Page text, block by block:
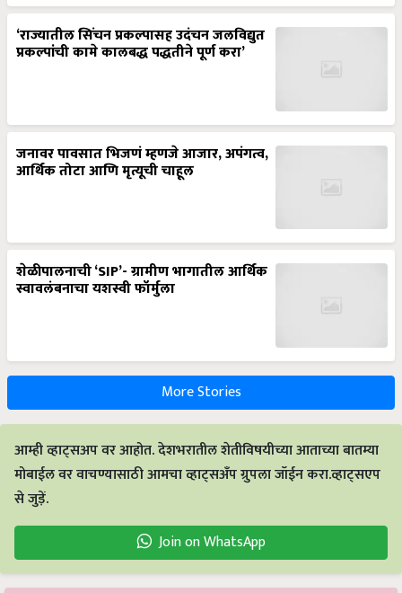
‘राज्यातील सिंचन प्रकल्पासह उदंचन जलविद्युत
प्रकल्पांची कामे कालबद्ध पद्धतीने पूर्ण करा’
जनावर पावसात भिजणं म्हणजे आजार, अपंगत्व,
आर्थिक तोटा आणि मृत्यूची चाहूल
शेळीपालनाची ‘SIP’- ग्रामीण भागातील आर्थिक
स्वावलंबनाचा यशस्वी फॉर्मुला
More Stories
आम्ही व्हाट्सअप वर आहोत. देशभरातील शेतीविषयीच्या आताच्या बातम्या
मोबाईल वर वाचण्यासाठी आमचा व्हाट्सअँप ग्रुपला जॉईन करा.व्हाट्सएप
से जुड़ें.
Join on WhatsApp